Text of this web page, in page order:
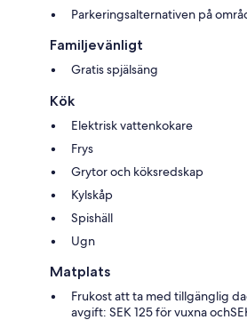
Parkeringsalternativen på
Familjevänligt
Gratis spjälsäng
Kök
Elektrisk vattenkokare
Frys
Grytor och köksredskap
Kylskåp
Spishäll
Ugn
Matplats
Frukost att ta med tillgänglig
avgift: SEK 125 för vuxna